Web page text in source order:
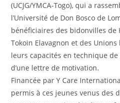
(UCJG/YMCA-Togo), qui a
l’Université de Don Bosco de
bénéficiaires des bidonvilles de
Tokoin Elavagnon et des
leurs capacités en technique de
d’une lettre de motivation.
Financée par Y Care
permis à ces jeunes venus des